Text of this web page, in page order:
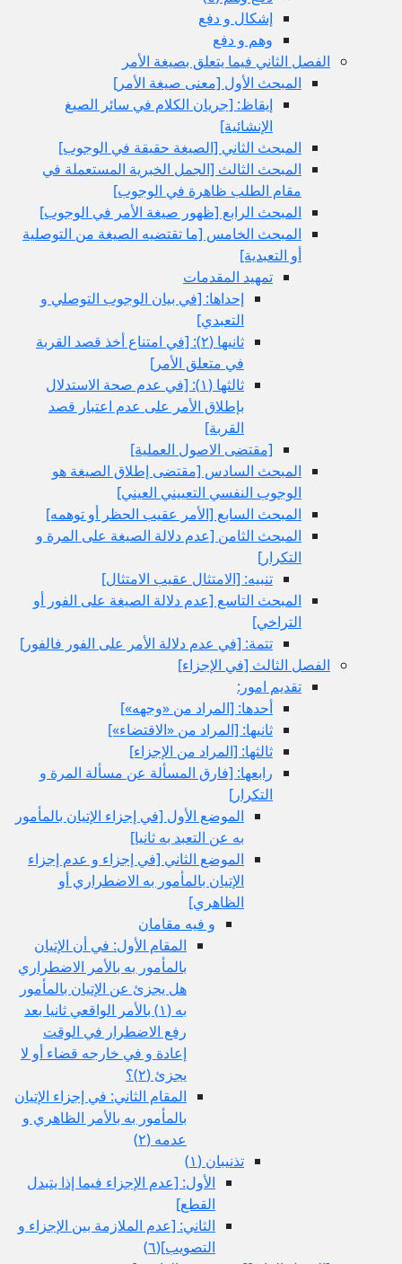
إشكال و دفع
وهم و دفع
الفصل الثاني فيما يتعلق بصيغة الأمر
المبحث الأول‏ [معنى صيغة الأمر]
إيقاظ: [جريان الكلام في سائر الصيغ
الإنشائية]
المبحث الثاني‏ [الصيغة حقيقة في الوجوب‏]
المبحث الثالث‏ [الجمل الخبرية المستعملة في
مقام الطلب ظاهرة في الوجوب‏]
المبحث الرابع‏ [ظهور صيغة الأمر في الوجوب‏]
المبحث الخامس‏ [ما تقتضيه الصيغة من التوصلية
أو التعبدية]
تمهيد المقدمات
إحداها: [في بيان الوجوب التوصلي و
التعبدي‏]
ثانيها (٢): [في امتناع أخذ قصد القربة
في متعلق الأمر]
ثالثها (١): [في عدم صحة الاستدلال
بإطلاق الأمر على عدم اعتبار قصد
القربة]
[مقتضى الاصول العملية]
المبحث السادس‏ [مقتضى إطلاق الصيغة هو
الوجوب النفسي التعييني العيني‏]
المبحث السابع‏ [الأمر عقيب الحظر أو توهمه‏]
المبحث الثامن‏ [عدم دلالة الصيغة على المرة و
التكرار]
تنبيه: [الامتثال عقيب الامتثال‏]
المبحث التاسع‏ [عدم دلالة الصيغة على الفور أو
التراخي‏]
تتمة: [في عدم دلالة الأمر على الفور فالفور]
الفصل الثالث‏ [في الإجزاء]
تقديم امور:
أحدها: [المراد من «وجهه»]
ثانيها: [المراد من «الاقتضاء»]
ثالثها: [المراد من الإجزاء]
رابعها: [فارق المسألة عن مسألة المرة و
التكرار]
الموضع الأول‏ [في إجزاء الإتيان بالمأمور
به عن التعبد به ثانيا]
الموضع الثاني‏ [في إجزاء و عدم إجزاء
الإتيان بالمأمور به الاضطراري أو
الظاهري‏]
و فيه مقامان
المقام الأول: في أن الإتيان
بالمأمور به بالأمر الاضطراري
هل يجزئ عن الإتيان بالمأمور
به (١) بالأمر الواقعي ثانيا بعد
رفع الاضطرار في الوقت
إعادة و في خارجه قضاء أو لا
يجزئ (٢)؟
المقام الثاني: في إجزاء الإتيان
بالمأمور به بالأمر الظاهري و
عدمه (٢)
تذنيبان (١)
الأول: [عدم الإجزاء فيما إذا يتبدل
القطع‏]
الثاني: [عدم الملازمة بين الإجزاء و
التصويب‏](٦)